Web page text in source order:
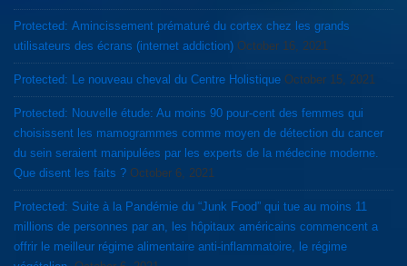
Protected: Amincissement prématuré du cortex chez les grands
utilisateurs des écrans (internet addiction) October 16, 2021
Protected: Le nouveau cheval du Centre Holistique October 15, 2021
Protected: Nouvelle étude: Au moins 90 pour-cent des femmes qui
choisissent les mamogrammes comme moyen de détection du cancer
du sein seraient manipulées par les experts de la médecine moderne.
Que disent les faits ? October 6, 2021
Protected: Suite à la Pandémie du “Junk Food” qui tue au moins 11
millions de personnes par an, les hôpitaux américains commencent a
offrir le meilleur régime alimentaire anti-inflammatoire, le régime